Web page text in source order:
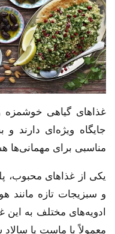
غذاهای گیاهی
جایگاه ویژه‌ای دارند و
مناسبی برای مهمانی‌ها
یکی از غذاهای محبوب،
و سبزیجات تازه مانند
ادویه‌های مختلف به
معمولاً با ماست یا